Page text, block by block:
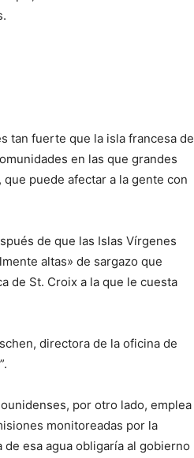
tan fuerte que la isla francesa de
en las que grandes
puede afectar a la gente con
de que las Islas Vírgenes
altas» de sargazo que
de St. Croix a la que le cuesta
directora de la oficina de
por otro lado, emplea
monitoreadas por la
esa agua obligaría al gobierno